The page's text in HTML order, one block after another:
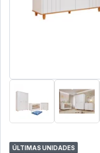
ÚLTIMAS UNIDADES